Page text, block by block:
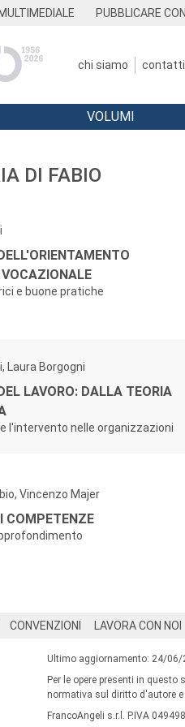
PUBBLICARE
chi siamo contatti
VOLUMI
DI FABIO
e buone pratiche
Laura Borgogni
LAVORO: DALLA TEORIA
e l'intervento nelle organizzazioni
Vincenzo Majer
COMPETENZE
CONVENZIONI LAVORA CON NOI
Ultimo aggiornamento: 24/06/
Per le opere presenti in
normativa sul diritto d'autore
FrancoAngeli s.r.l. P.IVA